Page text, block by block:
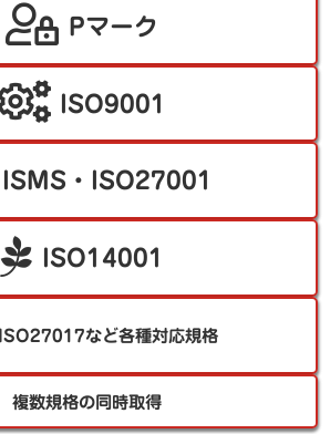
Pマーク
ISO9001
ISMS・ISO27001
ISO14001
ISO27017など各種対応規格
複数規格の同時取得